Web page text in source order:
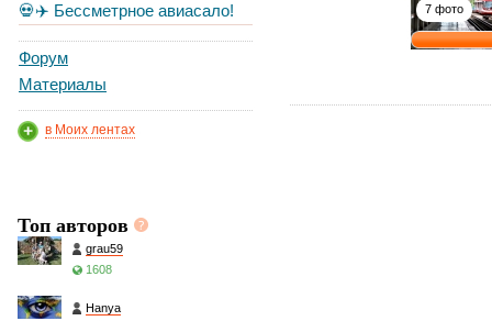
💀✈️ Бессметрное авиасало!
Форум
Материалы
в Моих лентах
Топ авторов
grau59
1608
Hanya
7 фото